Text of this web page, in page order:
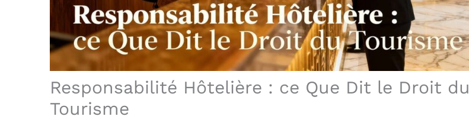
Responsabilité Hôtelière : ce Que Dit le Droit du
Tourisme